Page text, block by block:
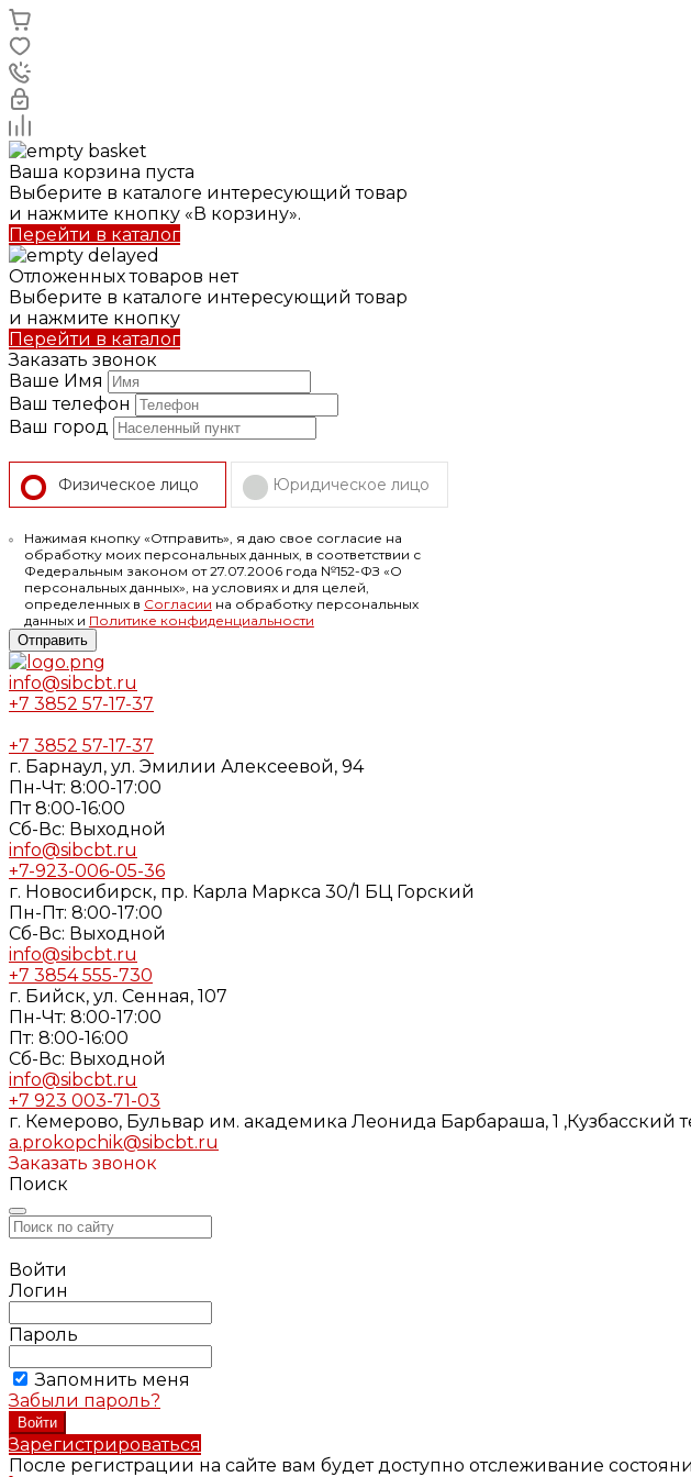
Ваша корзина пуста
Выберите в каталоге интересующий товар
и нажмите кнопку «В корзину».
Перейти в каталог
Отложенных товаров нет
Выберите в каталоге интересующий товар
и нажмите кнопку
Перейти в каталог
Заказать звонок
Ваше Имя
Ваш телефон
Ваш город
Физическое лицо Юридическое лицо
Нажимая кнопку «Отправить», я даю свое согласие на
обработку моих персональных данных, в соответствии с
Федеральным законом от 27.07.2006 года №152-ФЗ «О
персональных данных», на условиях и для целей,
определенных в Согласии на обработку персональных
данных и Политике конфиденциальности
Отправить
info@sibcbt.ru
+7 3852 57-17-37
+7 3852 57-17-37
г. Барнаул, ул. Эмилии Алексеевой, 94
Пн-Чт: 8:00-17:00
Пт 8:00-16:00
Cб-Вс: Выходной
info@sibcbt.ru
+7-923-006-05-36
г. Новосибирск, пр. Карла Маркса 30/1 БЦ Горский
Пн-Пт: 8:00-17:00
Cб-Вс: Выходной
info@sibcbt.ru
+7 3854 555-730
г. Бийск, ул. Сенная, 107
Пн-Чт: 8:00-17:00
Пт: 8:00-16:00
Cб-Вс: Выходной
info@sibcbt.ru
+7 923 003-71-03
г. Кемерово, Бульвар им. академика Леонида Барбараша, 1 ,Кузбасский
a.prokopchik@sibcbt.ru
Заказать звонок
Поиск
Войти
Логин
Пароль
Запомнить меня
Забыли пароль?
Зарегистрироваться
После регистрации на сайте вам будет доступно отслеживание